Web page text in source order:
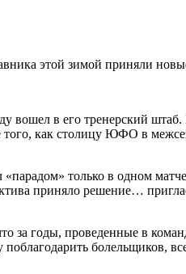
этой зимой приняли
вошел в его тренерский
того, как столицу ЮФО в
только в одном
приняло решение…
годы, проведенные в
болельщиков,